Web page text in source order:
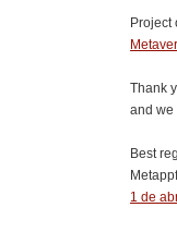
Project
Thank
and we
Best
1 de